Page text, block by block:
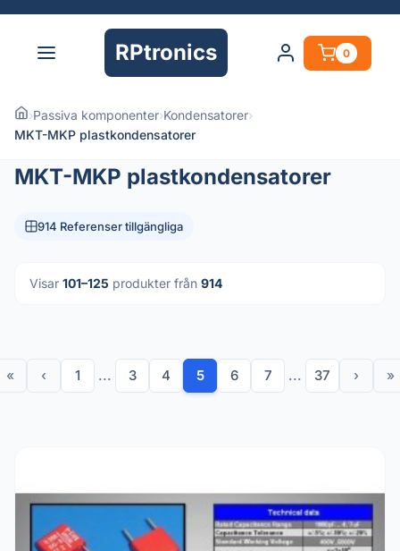
RPtronics 0
›Passiva komponenter›Kondensatorer›
MKT-MKP plastkondensatorer
MKT-MKP plastkondensatorer
914 Referenser tillgängliga
Visar 101–125 produkter från 914
« ‹ 1 ... 3 4 5 6 7 ... 37 › »